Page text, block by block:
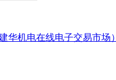
华机电在线电子交易市场）